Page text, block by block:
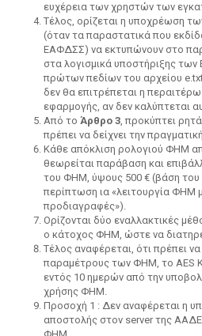
ευχέρεια των χρηστών των
Τέλος, ορίζεται η υποχρέωση
(όταν τα παραστατικά που
ΕΑΦΔΣΣ) να εκτυπώνουν στο
στα λογισμικά υποστήριξης
πρώτων πεδίων του αρχείου
δεν θα επιτρέπεται η
εφαρμογής, αν δεν καλύπτεται
Από το Άρθρο 3, προκύπτει
πρέπει να δείχνει την
Κάθε απόκλιση ρολογιού ΦΗΜ
θεωρείται παράβαση και
του ΦΗΜ, ύψους 500 € (βάση του
περίπτωση ια «λειτουργία ΦΗΜ
προδιαγραφές»).
Ορίζoνται δύο εναλλακτικές
ο κάτοχος ΦΗΜ, ώστε να
Τέλος αναφέρεται, ότι πρέπει να
παραμέτρους των ΦΗΜ, το AES
εντός 10 ημερών από την
χρήσης ΦΗΜ.
Προσοχή 1 : Δεν αναφέρεται η
αποστολής στον server της